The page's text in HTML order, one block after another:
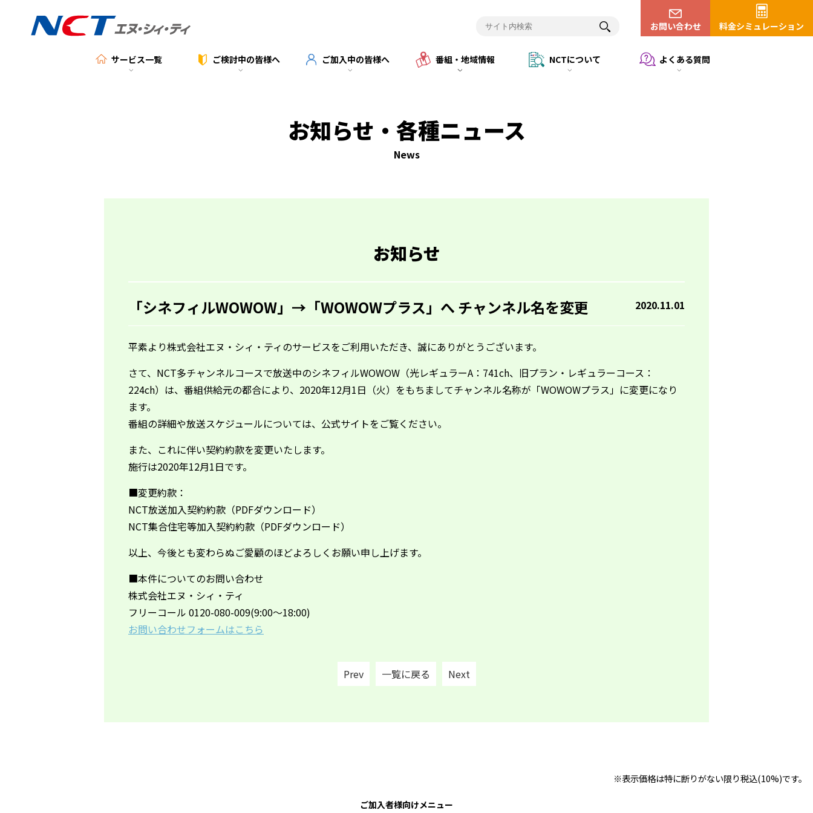
お問い合わせ 料金シミュレーション
サービス一覧 ご検討中の皆様へ ご加入中の皆様へ 番組・地域情報 NCTについて よくある質問
お知らせ・各種ニュース
News
お知らせ
「シネフィルWOWOW」→「WOWOWプラス」へ チャンネル名を変更 2020.11.01
平素より株式会社エヌ・シィ・ティのサービスをご利用いただき、誠にありがとうございます。
さて、NCT多チャンネルコースで放送中のシネフィルWOWOW（光レギュラーA：741ch、旧プラン・レギュラーコース：
224ch）は、番組供給元の都合により、2020年12月1日（火）をもちましてチャンネル名称が「WOWOWプラス」に変更になり
ます。
番組の詳細や放送スケジュールについては、 公式サイトをご覧ください。
また、これに伴い契約約款を変更いたします。
施行は2020年12月1日です。
■変更約款：
NCT放送加入契約約款（PDFダウンロード）
NCT集合住宅等加入契約約款（PDFダウンロード）
以上、今後とも変わらぬご愛顧のほどよろしくお願い申し上げます。
■本件についてのお問い合わせ
株式会社エヌ・シィ・ティ
フリーコール 0120-080-009(9:00～18:00)
お問い合わせフォームはこちら
Prev 一覧に戻る Next
※表示価格は特に断りがない限り税込(10%)です。
ご加入者様向けメニュー